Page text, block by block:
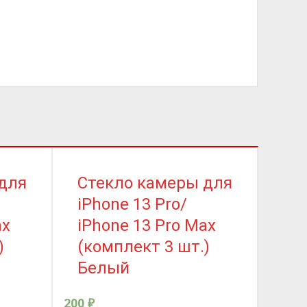
Стекло камеры для
iPhone 13 Pro/
iPhone 13 Pro Max
(комплект 3 шт.)
Белый
200 ₽